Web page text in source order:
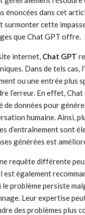
énoncées dans cet
surmonter cette
que Chat GPT offre.
internet, Chat GPT
Dans de tels cas,
ou une entrée plus
l’erreur. En effet, Chat
de données pour
humaine. Ainsi,
d’entraînement sont
générées est
requête différente
est également
le problème persiste
Leur expertise
des problèmes plus